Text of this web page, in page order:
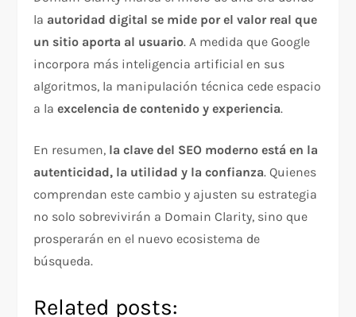
la autoridad digital se mide por el valor real que
un sitio aporta al usuario. A medida que Google
incorpora más inteligencia artificial en sus
algoritmos, la manipulación técnica cede espacio
a laexcelencia de contenido y experiencia.
En resumen, la clave del SEO moderno está en la
autenticidad, la utilidad y la confianza. Quienes
comprendan este cambio y ajusten su estrategia
no solo sobrevivirán a Domain Clarity, sino que
prosperarán en el nuevo ecosistema de
búsqueda.
Related posts: